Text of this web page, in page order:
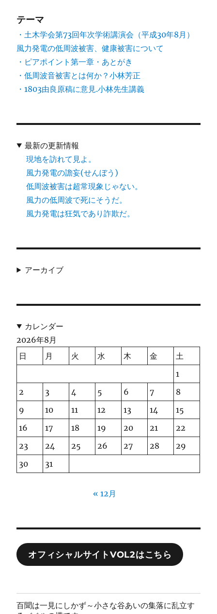
テーマ
・土木学会第73回年次学術講演会（平成30年8月）
風力発電の低周波被害、健康被害について
・ピアポイント第一章・あとがき
・低周波音被害とは何か？小林芳正
・1803由良原稿に意見.小林先生講義
最新の更新情報
現地を訪れて見よ。
風力発電の譫妄(せんぼう)
低周波被害は超常現象じゃない。
風力の低周波で死にそうだ。
風力発電は狂気であり詐欺だ。
アーカイブ
カレンダー
2026年8月
日
月 火 水 木 金
土
1
2
3 4 5 6 7
8
9
10 11 12 13 14
15
16
17 18 19 20 21
22
23
24 25 26 27 28
29
30
31
« 12月
オフィシャルサイトVOL2はこちら
百聞は一見にしかず～小さな谷あいの集落に乱立す